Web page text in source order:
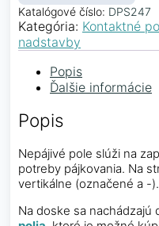
Katalógové číslo: DPS247
Kategória: Kontaktné
nadstavby
Popis
Ďalšie informácie
Popis
Nepájivé pole slúži na
potreby pájkovania. Na
vertikálne (označené a -).
Na doske sa nachádzajú